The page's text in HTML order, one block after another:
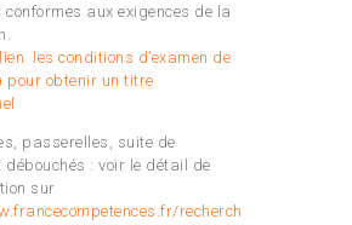
aux exigences de la
les conditions d’examen de
pour obtenir un titre
passerelles, suite de
: voir le détail de
sur
recherch